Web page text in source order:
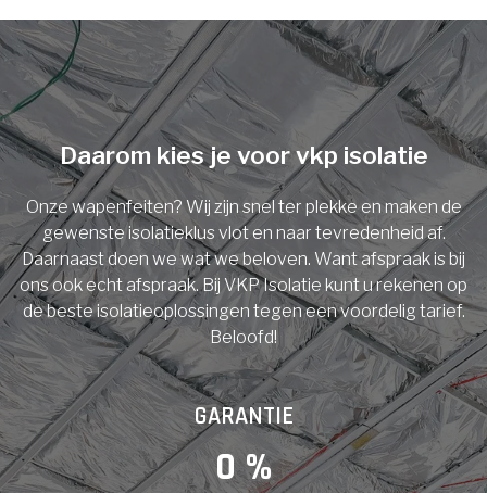
Isolatiemaatregel
Spouwisolatie
Vloerisolatie
Dakisolatie
Gevelisolatie
Vorige Volgende
U komt in aanmerking voor
subsidie!
Vul uw gegevens in en ontvang nu direct uw
berekening per mail.
Voornaam
Achternaam
E-mail
Daarom kies je voor vkp isolatie
Onze wapenfeiten? Wij zijn snel ter plekke en maken de
gewenste isolatieklus vlot en naar tevredenheid af.
Daarnaast doen we wat we beloven. Want afspraak is bij
ons ook echt afspraak. Bij VKP Isolatie kunt u rekenen op
de beste isolatieoplossingen tegen een voordelig tarief.
Beloofd!
GARANTIE
0 %